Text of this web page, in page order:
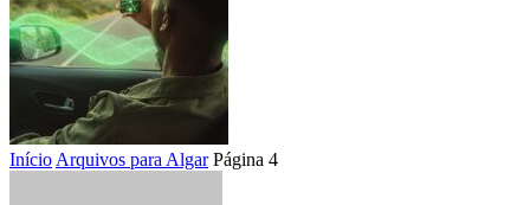
Início Arquivos para Algar Página 4